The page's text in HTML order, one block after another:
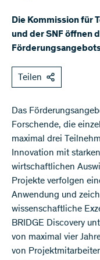
Die Kommission für
und der SNF öffnen
Teilen
​Das
Forschende, die
maximal drei
Innovation mit
wirtschaftlichen
Projekte verfolgen
Anwendung und
wissenschaftliche
BRIDGE Discovery
von maximal vier
von